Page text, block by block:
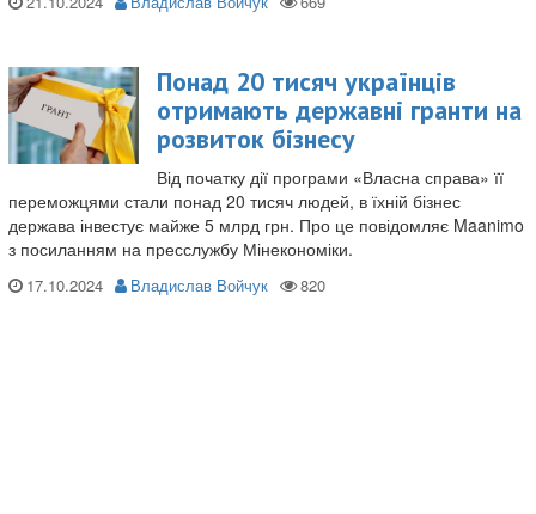
Понад 20 тисяч українців
отримають державні гранти на
розвиток бізнесу
Від початку дії програми «Власна справа» її
переможцями стали понад 20 тисяч людей, в їхній бізнес
держава інвестує майже 5 млрд грн. Про це повідомляє Maanimo
з посиланням на пресслужбу Мінекономіки.
17.10.2024 Владислав Войчук